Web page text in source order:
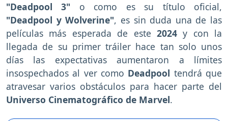
"Deadpool 3" o como es su título oficial,
"Deadpool y Wolverine", es sin duda una de las
películas más esperada de este 2024y con la
llegada de su primer tráiler hace tan solo unos
días las expectativas aumentaron a límites
insospechados al ver como Deadpool tendrá que
atravesar varios obstáculos para hacer parte del
Universo Cinematográfico de Marvel.